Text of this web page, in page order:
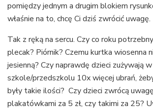
pomiędzy jednym a drugim blokiem
właśnie na to, chcę Ci dziś zwrócić uwagę.
Tak z ręką na sercu. Czy co roku
plecak? Piórnik? Czemu kurtka wiosenna
jesienną? Czy naprawdę dzieci zużywają w
szkole/przedszkolu 10x więcej ubrań,
były takie ilości? Czy dzieci zwrócą
plakatówkami za 5 zł, czy takimi za 25?